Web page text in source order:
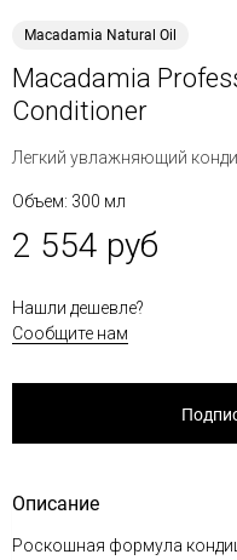
Macadamia Natural Oil
Macadamia
Conditioner
Легкий увлажняющий
Объем: 300 мл
2 554 руб
Нашли дешевле?
Сообщите нам
Описание
Роскошная формула